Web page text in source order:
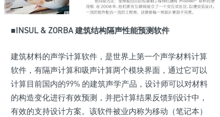
■INSUL & ZORBA 建筑结构隔声性能预测软件
建筑材料的声学计算软件，是世界上第一个声学材料计算
软件，有隔声计算和吸声计算两个模块界面，通过它可以
计算目前国内的99% 的建筑声学产品，设计师可以对材料
的构造变化进行有效预测，并把计算结果反馈到设计中，
有效的支持设计方案。该软件被业内称为移动（笔记本）